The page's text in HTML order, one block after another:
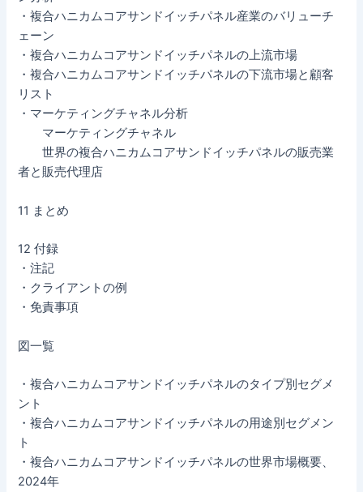
・複合ハニカムコアサンドイッチパネル産業のバリューチ
ェーン
・複合ハニカムコアサンドイッチパネルの上流市場
・複合ハニカムコアサンドイッチパネルの下流市場と顧客
リスト
・マーケティングチャネル分析
マーケティングチャネル
世界の複合ハニカムコアサンドイッチパネルの販売業
者と販売代理店
11 まとめ
12 付録
・注記
・クライアントの例
・免責事項
図一覧
・複合ハニカムコアサンドイッチパネルのタイプ別セグメ
ント
・複合ハニカムコアサンドイッチパネルの用途別セグメン
ト
・複合ハニカムコアサンドイッチパネルの世界市場概要、
2024年